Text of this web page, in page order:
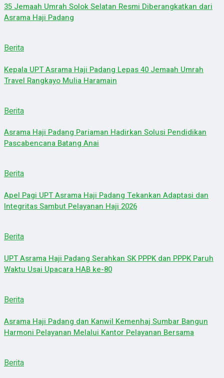
35 Jemaah Umrah Solok Selatan Resmi Diberangkatkan dari
Asrama Haji Padang
Berita
Kepala UPT Asrama Haji Padang Lepas 40 Jemaah Umrah
Travel Rangkayo Mulia Haramain
Berita
Asrama Haji Padang Pariaman Hadirkan Solusi Pendidikan
Pascabencana Batang Anai
Berita
Apel Pagi UPT Asrama Haji Padang Tekankan Adaptasi dan
Integritas Sambut Pelayanan Haji 2026
Berita
UPT Asrama Haji Padang Serahkan SK PPPK dan PPPK Paruh
Waktu Usai Upacara HAB ke-80
Berita
Asrama Haji Padang dan Kanwil Kemenhaj Sumbar Bangun
Harmoni Pelayanan Melalui Kantor Pelayanan Bersama
Berita